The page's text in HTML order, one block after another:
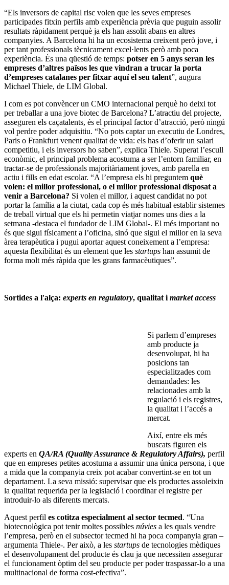
“Els inversors de capital risc volen que les seves empreses
participades fitxin perfils amb experiència prèvia que puguin assolir
resultats ràpidament perquè ja els han assolit abans en altres
companyies. A Barcelona hi ha un ecosistema creixent però jove, i
per tant professionals tècnicament excel·lents però amb poca
experiència. És una qüestió de temps: potser en 5 anys seran les
empreses d’altres països les que vindran a trucar la porta
d’empreses catalanes per fitxar aquí el seu talent”, augura
Michael Thiele, de LIM Global.
I com es pot convèncer un CMO internacional perquè ho deixi tot
per treballar a una jove biotec de Barcelona? L’atractiu del projecte,
asseguren els caçatalents, és el principal factor d’atracció, però ningú
vol perdre poder adquisitiu. “No pots captar un executiu de Londres,
Paris o Frankfurt venent qualitat de vida: els has d’oferir un salari
competitiu, i els inversors ho saben”, explica Thiele. Superat l’escull
econòmic, el principal problema acostuma a ser l’entorn familiar, en
tractar-se de professionals majoritàriament joves, amb parella en
actiu i fills en edat escolar. “A l’empresa els hi preguntem què
volen: el millor professional, o el millor professional disposat a
venir a Barcelona? Si volen el millor, i aquest candidat no pot
portar la família a la ciutat, cada cop és més habitual establir sistemes
de treball virtual que els hi permetin viatjar nomes uns dies a la
setmana -destaca el fundador de LIM Global-. El més important no
és que sigui físicament a l’oficina, sinó que sigui el millor en la seva
àrea terapèutica i pugui aportar aquest coneixement a l’empresa:
aquesta flexibilitat és un element que les startups han assumit de
forma molt més ràpida que les grans farmacèutiques”.
Sortides a l'alça: experts en regulatory, qualitat i market access
Si parlem d’empreses
amb producte ja
desenvolupat, hi ha
posicions tan
especialitzades com
demandades: les
relacionades amb la
regulació i els registres,
la qualitat i l’accés a
mercat.
Així, entre els més
buscats figuren els
experts en QA/RA (Quality Assurance & Regulatory Affairs), perfil
que en empreses petites acostuma a assumir una única persona, i que
a mida que la companyia creix pot acabar convertint-se en tot un
departament. La seva missió: supervisar que els productes assoleixin
la qualitat requerida per la legislació i coordinar el registre per
introduir-lo als diferents mercats.
Aquest perfil es cotitza especialment al sector tecmed. “Una
biotecnològica pot tenir moltes possibles núvies a les quals vendre
l’empresa, però en el subsector tecmed hi ha poca companyia gran –
argumenta Thiele-. Per això, a les startups de tecnologies mèdiques
el desenvolupament del producte és clau ja que necessiten assegurar
el funcionament òptim del seu producte per poder traspassar-lo a una
multinacional de forma cost-efectiva”.